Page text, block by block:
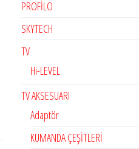
PROFİLO
SKYTECH
TV
Hi-LEVEL
TV AKSESUARI
Adaptör
KUMANDA ÇEŞİTLERİ